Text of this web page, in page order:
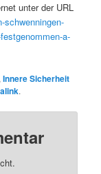
unter der URL
schwenningen-
a-
,Innere Sicherheit
.